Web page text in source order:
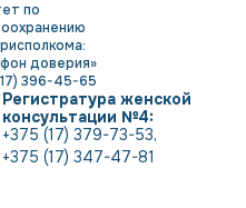
по
доверия»
396-45-65
Регистратура женской
консультации №4:
+375 (17) 379-73-53,
+375 (17) 347-47-81